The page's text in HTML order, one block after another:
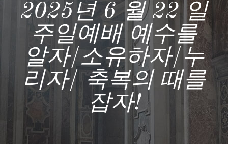
2025년 6 월 22 일
주일예배 예수를
알자/소유하자/누
리자/ 축복의 때를
잡자!